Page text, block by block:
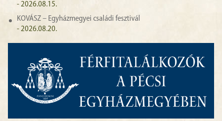
- 2026.08.15.
KOVÁSZ – Egyházmegyei családi fesztivál
- 2026.08.20.